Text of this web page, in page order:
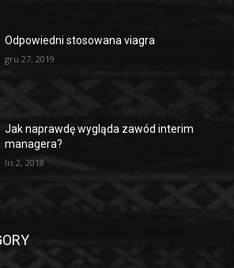
Odpowiedni stosowana viagra
gru 27, 2019
Jak naprawdę wygląda zawód interim
managera?
lis 2, 2018